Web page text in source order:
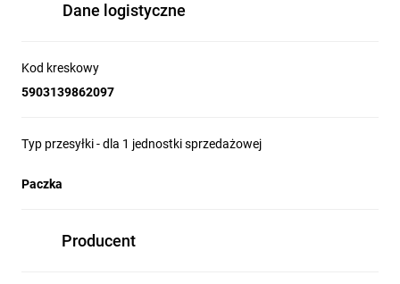
Dane logistyczne
Kod kreskowy
5903139862097
Typ przesyłki - dla 1 jednostki sprzedażowej
Paczka
Producent